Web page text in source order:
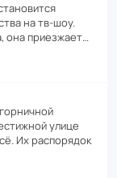
на тв-шоу.
она приезжает…
улице
Их распо­рядок